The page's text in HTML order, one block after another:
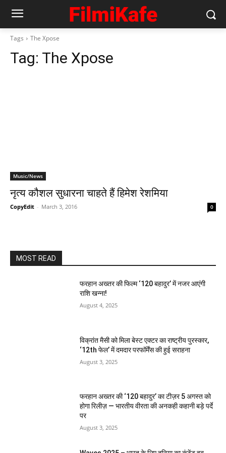
Tags The Xpose
Tag: The Xpose
Music/News
नृत्य कौशल सुधारना चाहते हैं हिमेश रेशमिया
CopyEdit - March 3, 2016 0
MOST READ
फरहान अख्तर की फिल्म ‘120 बहादुर’ में नजर आएंगी
राशि खन्ना!
August 4, 2025
विक्रांत मैसी को मिला बेस्ट एक्टर का राष्ट्रीय पुरस्कार,
‘12th फेल’ में दमदार परफॉर्मेंस की हुई सराहना
August 3, 2025
फरहान अख्तर की ‘120 बहादुर’ का टीज़र 5 अगस्त को
होगा रिलीज़ — भारतीय वीरता की अनकही कहानी बड़े पर्दे
पर
August 3, 2025